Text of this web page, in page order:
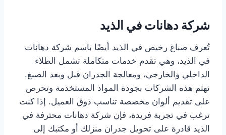
شركة دهانات في الذيد
تُعرف صباغ رخيص في الذيد أيضًا باسم شركة دهانات
في الذيد، وهي تقدم خدمات متكاملة تشمل الطلاء
الداخلي والخارجي، ومعالجة الجدران قبل وبعد الصبغ.
تهتم هذه الشركات بجودة المواد المستخدمة وتحرص
على تقديم ألوان مخصصة تناسب ذوق العميل. إذا كنت
ترغب في تجربة فريدة، فإن شركة دهانات محترفة في
الذيد قادرة على تحويل جدران منزلك أو مكتبك إلى